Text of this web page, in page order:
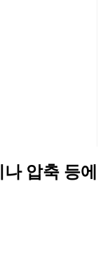
압축 등에